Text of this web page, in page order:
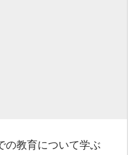
の教育について学ぶ